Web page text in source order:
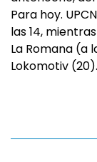
Para hoy.
las 14,
La Romana (a
Lokomotiv (20).